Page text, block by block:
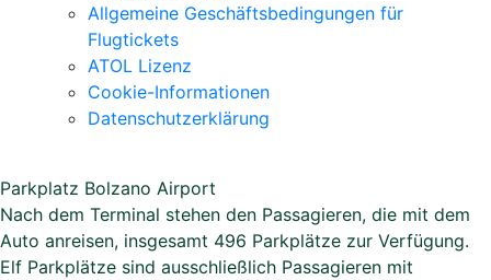
Allgemeine Geschäftsbedingungen für
Flugtickets
ATOL Lizenz
Cookie-Informationen
Datenschutzerklärung
Parkplatz Bolzano Airport
Nach dem Terminal stehen den Passagieren, die mit dem
Auto anreisen, insgesamt 496 Parkplätze zur Verfügung.
Elf Parkplätze sind ausschließlich Passagieren mit